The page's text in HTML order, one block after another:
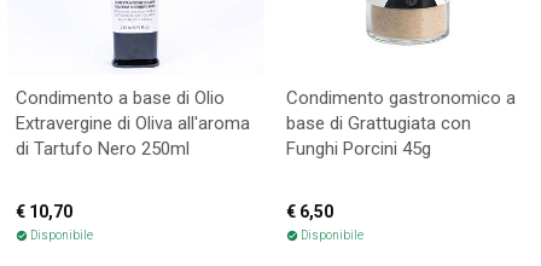
Condimento a base di Olio
Extravergine di Oliva all'aroma
di Tartufo Nero 250ml
€ 10,70
check_circle Disponibile
Condimento gastronomico a
base di Grattugiata con
Funghi Porcini 45g
€ 6,50
check_circle Disponibile